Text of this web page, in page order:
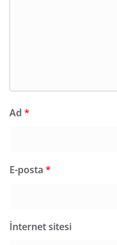
Ad *
E-posta *
İnternet sitesi